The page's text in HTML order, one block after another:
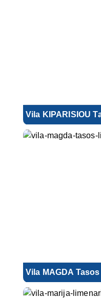
Vila KIPARISIOU
Vila MAGDA